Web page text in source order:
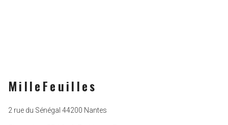
MilleFeuilles
2 rue du Sénégal 44200 Nantes